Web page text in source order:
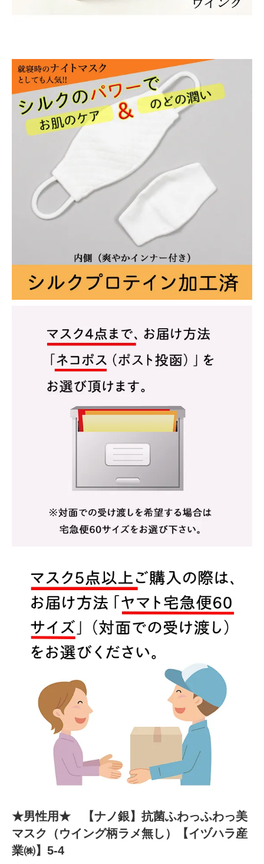
★男性用★ 【ナノ銀】抗菌ふわっふわっ美
マスク（ウイング柄ラメ無し）【イヅハラ産
業㈱】5-4